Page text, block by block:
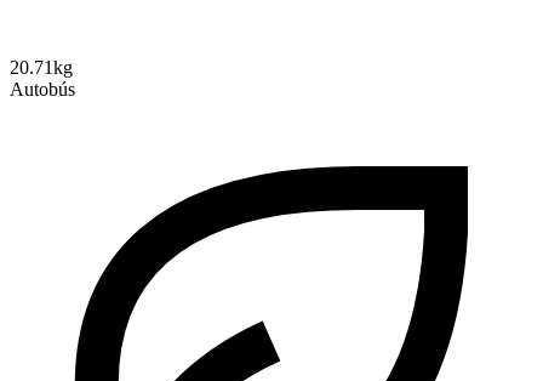
20.71kg
Autobús